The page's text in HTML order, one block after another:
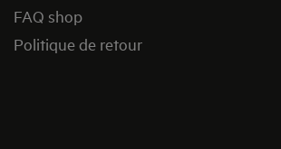
FAQ shop
Politique de retour